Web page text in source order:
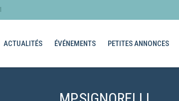
ACTUALITÉS ÉVÉNEMENTS PETITES ANNONCES